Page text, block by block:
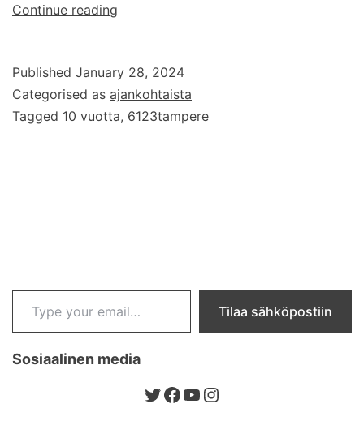
Continue reading
Published January 28, 2024
Categorised as ajankohtaista
Tagged 10 vuotta, 6123tampere
Type your email…
Tilaa sähköpostiin
Sosiaalinen media
Twitter
Facebook
YouTube
Instagram